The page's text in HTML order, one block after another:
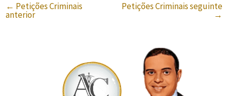
← Petições Criminais
anterior
Petições Criminais seguinte
→